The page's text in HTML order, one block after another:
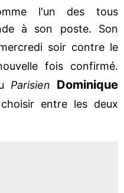
l'un des tous
à son poste. Son
soir contre le
fois confirmé.
Parisien Dominique
entre les deux